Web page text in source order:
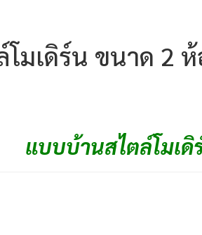
มเดิร์น ขนาด 2
แบบบ้านสไตล์โมเดิ